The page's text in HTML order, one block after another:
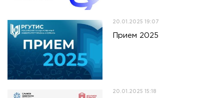
20.01.2025 19:07
Прием 2025
20.01.2025 15:18